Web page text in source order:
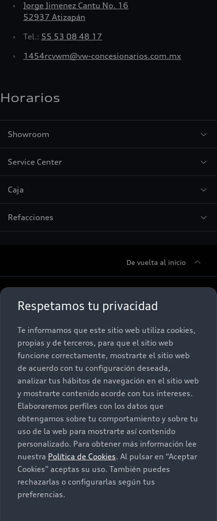
Respetamos tu privacidad
Te informamos que este sitio web utiliza cookies,
propias y de terceros, para que el sitio web
funcione correctamente, mostrarte el sitio web
de acuerdo con tu configuración deseada,
analizar tus hábitos de navegación en el sitio web
y mostrarte contenido acorde con tus intereses.
Elaboraremos perfiles con los datos que
obtengamos sobre tu comportamiento y sobre tu
uso de la web para mostrarte así contenido
personalizado. Para obtener más información lee
nuestra Política de Cookies. Al pulsar en “Aceptar
Cookies” aceptas su uso. También puedes
rechazarlas o configurarlas según tus
preferencias.
›
Jorge Jimenez Cantu No. 16
52937 Atizapán
›
Tel.: 55 53 08 48 17
›
1454rcvwm@vw-concesionarios.com.mx
Horarios
Showroom
Service Center
Caja
Refacciones
De vuelta al inicio
Sobre Nosotros
Nuestras Promociones
Postventa
Audi Aftersales
Autos Nuevos
Quiero un Audi nuevo
Seminuevos
Audi Certified :plus
Contacto
Contáctanos
Citas de servicio
Información de vehículo nuevo